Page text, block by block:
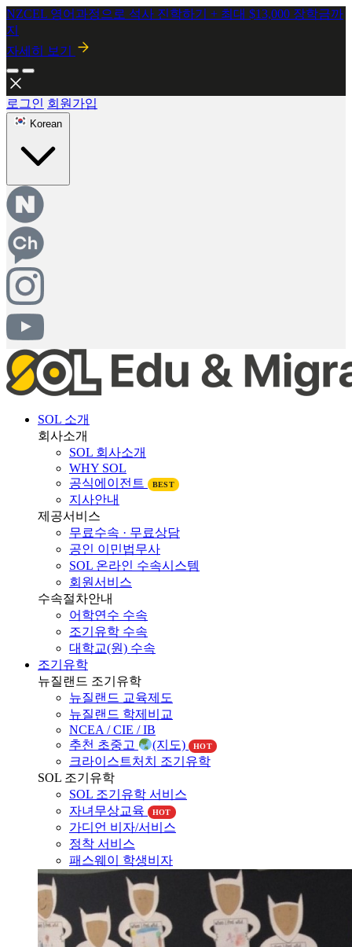
NZCEL 영어과정으로 석사 진학하기 + 최대 $13,000 장학금까
지
자세히 보기
로그인 회원가입
Korean
SOL 소개
회사소개
SOL 회사소개
WHY SOL
공식에이전트
BEST
지사안내
제공서비스
무료수속 · 무료상담
공인 이민법무사
SOL 온라인 수속시스템
회원서비스
수속절차안내
어학연수 수속
조기유학 수속
대학교(원) 수속
조기유학
뉴질랜드 조기유학
뉴질랜드 교육제도
뉴질랜드 학제비교
NCEA / CIE / IB
추천 초중고
(지도) HOT
크라이스트처치 조기유학
SOL 조기유학
SOL 조기유학 서비스
자녀무상교육
HOT
가디언 비자/서비스
정착 서비스
패스웨이 학생비자